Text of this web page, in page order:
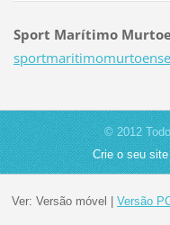
Sport Marítimo
sportmaritimomur
© 2012
Crie o seu
Ver: Versão móvel Versão